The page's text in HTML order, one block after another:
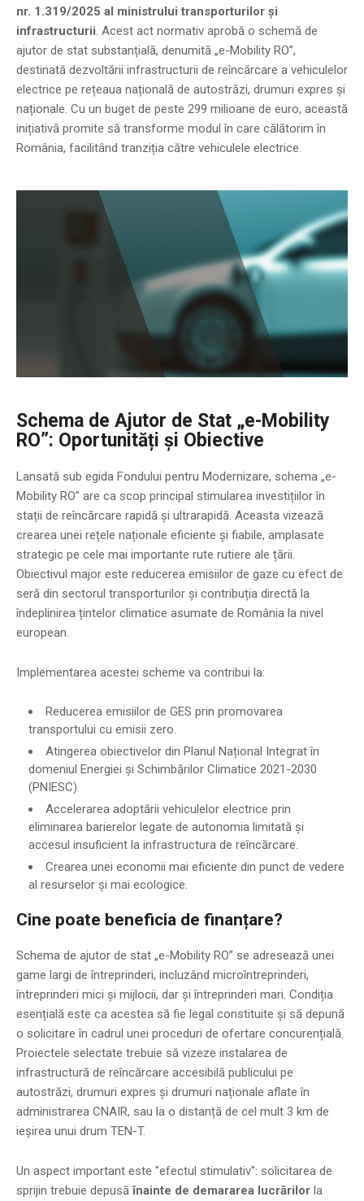
nr. 1.319/2025 al ministrului transporturilor și
infrastructurii. Acest act normativ aprobă o schemă de
ajutor de stat substanțială, denumită „e-Mobility RO”,
destinată dezvoltării infrastructurii de reîncărcare a vehiculelor
electrice pe rețeaua națională de autostrăzi, drumuri expres și
naționale. Cu un buget de peste 299 milioane de euro, această
inițiativă promite să transforme modul în care călătorim în
România, facilitând tranziția către vehiculele electrice.
Schema de Ajutor de Stat „e-Mobility
RO”: Oportunități și Obiective
Lansată sub egida Fondului pentru Modernizare, schema „e-
Mobility RO” are ca scop principal stimularea investițiilor în
stații de reîncărcare rapidă și ultrarapidă. Aceasta vizează
crearea unei rețele naționale eficiente și fiabile, amplasate
strategic pe cele mai importante rute rutiere ale țării.
Obiectivul major este reducerea emisiilor de gaze cu efect de
seră din sectorul transporturilor și contribuția directă la
îndeplinirea țintelor climatice asumate de România la nivel
european.
Implementarea acestei scheme va contribui la:
Reducerea emisiilor de GES prin promovarea
transportului cu emisii zero.
Atingerea obiectivelor din Planul Național Integrat în
domeniul Energiei și Schimbărilor Climatice 2021-2030
(PNIESC).
Accelerarea adoptării vehiculelor electrice prin
eliminarea barierelor legate de autonomia limitată și
accesul insuficient la infrastructura de reîncărcare.
Crearea unei economii mai eficiente din punct de vedere
al resurselor și mai ecologice.
Cine poate beneficia de finanțare?
Schema de ajutor de stat „e-Mobility RO” se adresează unei
game largi de întreprinderi, incluzând microîntreprinderi,
întreprinderi mici și mijlocii, dar și întreprinderi mari. Condiția
esențială este ca acestea să fie legal constituite și să depună
o solicitare în cadrul unei proceduri de ofertare concurențială.
Proiectele selectate trebuie să vizeze instalarea de
infrastructură de reîncărcare accesibilă publicului pe
autostrăzi, drumuri expres și drumuri naționale aflate în
administrarea CNAIR, sau la o distanță de cel mult 3 km de
ieșirea unui drum TEN-T.
Un aspect important este "efectul stimulativ": solicitarea de
sprijin trebuie depusăînainte de demararea lucrărilor la